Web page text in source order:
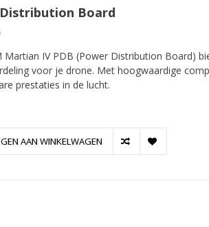
Board
Martian IV PDB (Power Distribution Board)
voor je drone. Met hoogwaardige
prestaties in de lucht.
AAN WINKELWAGEN